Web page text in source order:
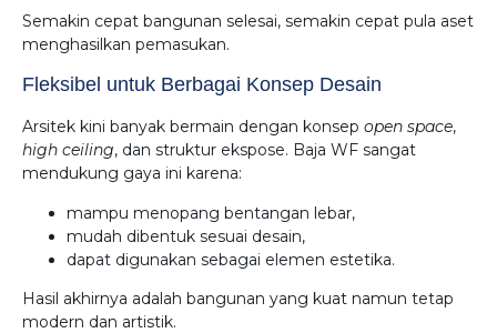
Semakin cepat bangunan selesai, semakin cepat pula aset
menghasilkan pemasukan.
Fleksibel untuk Berbagai Konsep Desain
Arsitek kini banyak bermain dengan konsep open space,
high ceiling, dan struktur ekspose. Baja WF sangat
mendukung gaya ini karena:
mampu menopang bentangan lebar,
mudah dibentuk sesuai desain,
dapat digunakan sebagai elemen estetika.
Hasil akhirnya adalah bangunan yang kuat namun tetap
modern dan artistik.